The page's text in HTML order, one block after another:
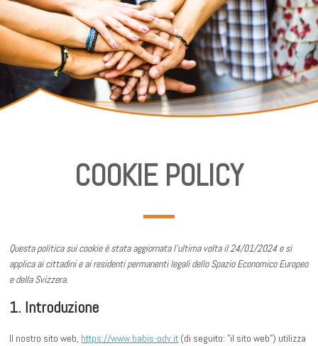
COOKIE POLICY
Questa politica sui cookie è stata aggiornata l'ultima volta il 24/01/2024 e si
applica ai cittadini e ai residenti permanenti legali dello Spazio Economico Europeo
e della Svizzera.
1. Introduzione
Il nostro sito web, https://www.babis-odv.it (di seguito: "il sito web") utilizza